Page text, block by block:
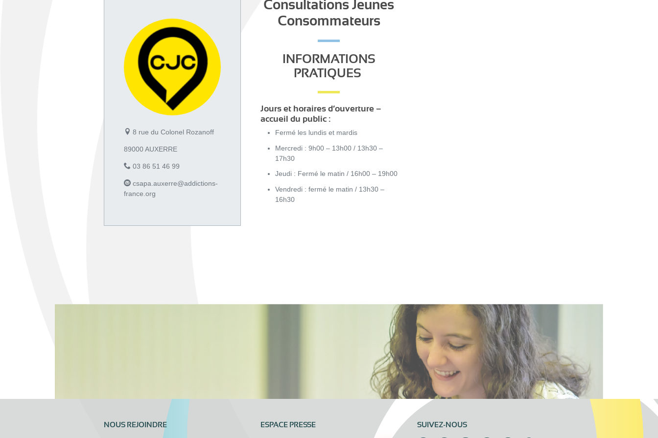
8 rue du Colonel Rozanoff
89000 AUXERRE
03 86 51 46 99
csapa.auxerre@addictions-
france.org
Consultations Jeunes
Consommateurs
INFORMATIONS
PRATIQUES
Jours et horaires d’ouverture –
accueil du public :
Fermé les lundis et mardis
Mercredi : 9h00 – 13h00 / 13h30 –
17h30
Jeudi : Fermé le matin / 16h00 – 19h00
Vendredi : fermé le matin / 13h30 –
16h30
NOUS REJOINDRE ESPACE PRESSE SUIVEZ-NOUS